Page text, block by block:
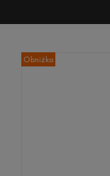
Obniżka